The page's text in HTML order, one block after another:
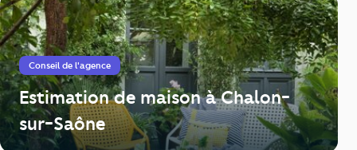
Conseil de l'agence
Estimation de maison à Chalon-
sur-Saône